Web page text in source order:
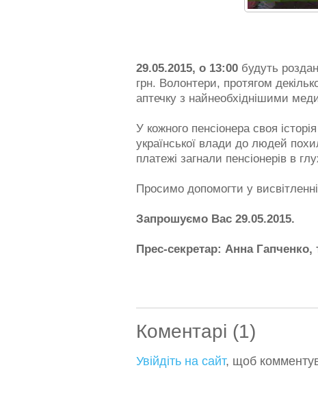
29.05.2015, о 13:00будуть
грн. Волонтери, протягом
аптечку з найнеобхіднішими
У кожного пенсіонера своя
української влади до людей
платежі загнали пенсіонерів в
Просимо допомогти у
Запрошуємо Вас 29.05.2015.
Прес-секретар: Анна Гапченко,
Коментарі (1)
Увійдіть на сайт, щоб